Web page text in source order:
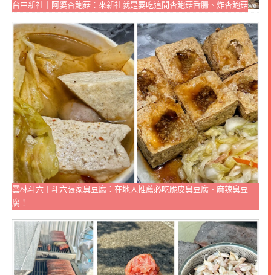
台中新社｜阿婆杏鮑菇：來新社就是要吃這間杏鮑菇香腸、炸杏鮑菇
雲林斗六｜斗六張家臭豆腐：在地人推薦必吃脆皮臭豆腐、麻辣臭豆
腐！